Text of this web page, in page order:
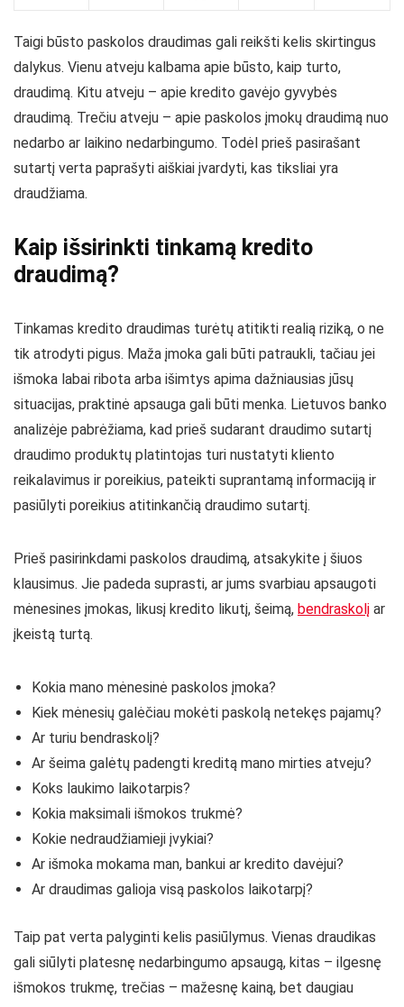
Taigi būsto paskolos draudimas gali reikšti kelis skirtingus
dalykus. Vienu atveju kalbama apie būsto, kaip turto,
draudimą. Kitu atveju – apie kredito gavėjo gyvybės
draudimą. Trečiu atveju – apie paskolos įmokų draudimą nuo
nedarbo ar laikino nedarbingumo. Todėl prieš pasirašant
sutartį verta paprašyti aiškiai įvardyti, kas tiksliai yra
draudžiama.
Kaip išsirinkti tinkamą kredito
draudimą?
Tinkamas kredito draudimas turėtų atitikti realią riziką, o ne
tik atrodyti pigus. Maža įmoka gali būti patraukli, tačiau jei
išmoka labai ribota arba išimtys apima dažniausias jūsų
situacijas, praktinė apsauga gali būti menka. Lietuvos banko
analizėje pabrėžiama, kad prieš sudarant draudimo sutartį
draudimo produktų platintojas turi nustatyti kliento
reikalavimus ir poreikius, pateikti suprantamą informaciją ir
pasiūlyti poreikius atitinkančią draudimo sutartį.
Prieš pasirinkdami paskolos draudimą, atsakykite į šiuos
klausimus. Jie padeda suprasti, ar jums svarbiau apsaugoti
mėnesines įmokas, likusį kredito likutį, šeimą, bendraskolį ar
įkeistą turtą.
Kokia mano mėnesinė paskolos įmoka?
Kiek mėnesių galėčiau mokėti paskolą netekęs pajamų?
Ar turiu bendraskolį?
Ar šeima galėtų padengti kreditą mano mirties atveju?
Koks laukimo laikotarpis?
Kokia maksimali išmokos trukmė?
Kokie nedraudžiamieji įvykiai?
Ar išmoka mokama man, bankui ar kredito davėjui?
Ar draudimas galioja visą paskolos laikotarpį?
Taip pat verta palyginti kelis pasiūlymus. Vienas draudikas
gali siūlyti platesnę nedarbingumo apsaugą, kitas – ilgesnę
išmokos trukmę, trečias – mažesnę kainą, bet daugiau